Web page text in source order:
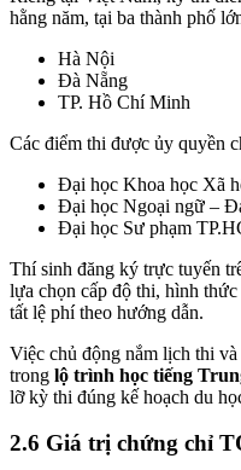
hằng năm, tại ba thành phố
Hà Nội
Đà Nẵng
TP. Hồ Chí Minh
Các điểm thi được ủy quyền
Đại học Khoa học Xã
Đại học Ngoại ngữ –
Đại học Sư phạm
Thí sinh đăng ký trực tuyến
lựa chọn cấp độ thi, hình
tất lệ phí theo hướng dẫn.
Việc chủ động nắm lịch thi
trong lộ trình học tiếng
lỡ kỳ thi đúng kế hoạch du
2.6 Giá trị chứng chỉ